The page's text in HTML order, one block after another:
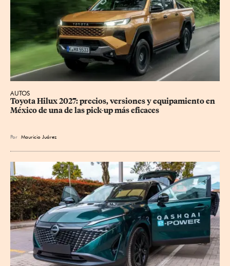
AUTOS
Toyota Hilux 2027: precios, versiones y equipamiento en
México de una de las pick-up más eficaces
Por Mauricio Juárez